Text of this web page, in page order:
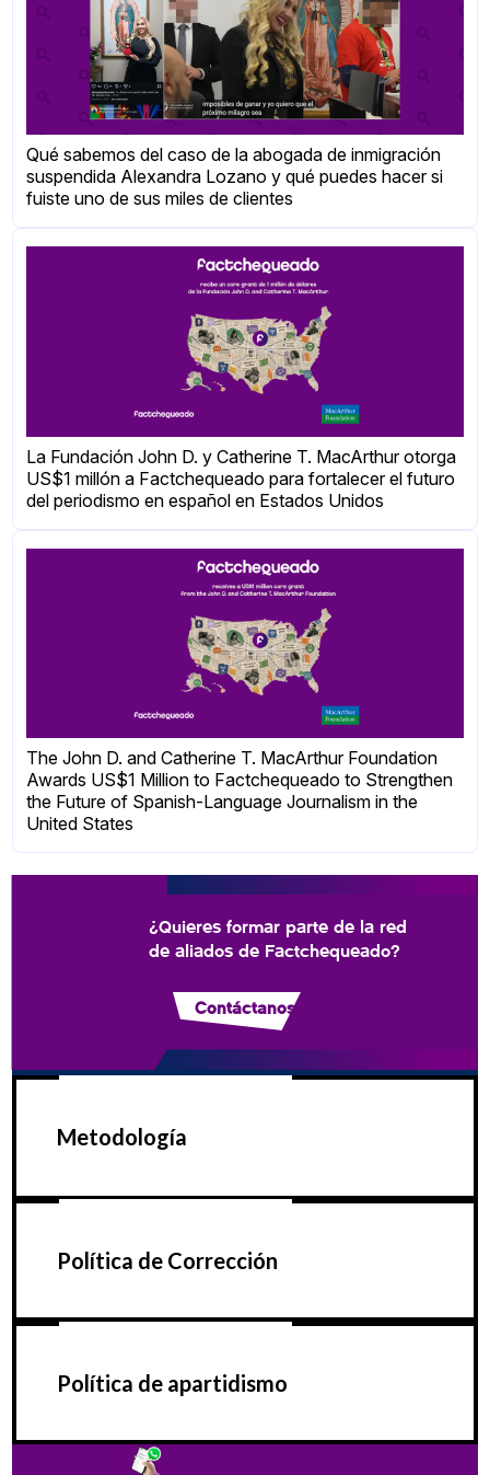
Qué sabemos del caso de la abogada de inmigración
suspendida Alexandra Lozano y qué puedes hacer si
fuiste uno de sus miles de clientes
La Fundación John D. y Catherine T. MacArthur otorga
US$1 millón a Factchequeado para fortalecer el futuro
del periodismo en español en Estados Unidos
The John D. and Catherine T. MacArthur Foundation
Awards US$1 Million to Factchequeado to Strengthen
the Future of Spanish-Language Journalism in the
United States
¿Quieres formar parte de la red
de aliados de Factchequeado?
Contáctanos
Metodología
Política de Corrección
Política de apartidismo